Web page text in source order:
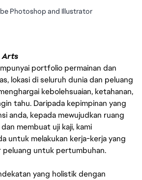
Photoshop and Illustrator
Arts
portfolio permainan dan
lokasi di seluruh dunia dan peluang
kebolehsuaian, ketahanan,
tahu. Daripada kepimpinan yang
anda, kepada mewujudkan ruang
membuat uji kaji, kami
untuk melakukan kerja-kerja yang
peluang untuk pertumbuhan.
yang holistik dengan